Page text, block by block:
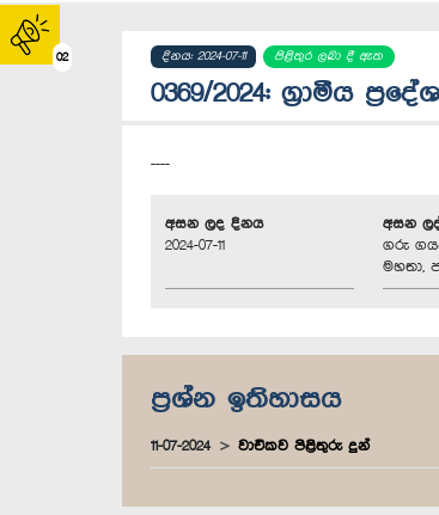
02 දිනය: 2024-07-11 පිළිතුර ලබා දී ඇත
0369/2024: ග්‍රාමීය
----
අසන ලද දිනය
2024-07-11
අසන
ගරු
මහතා,
ප්‍රශ්න ඉතිහාසය
11-07-2024 වාචිකව පිළිතුරු දුන්